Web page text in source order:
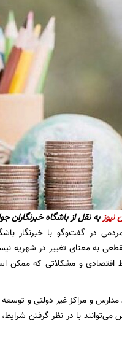
نیوزبه نقل ازباشگاه خبرنگاران
در گفت‌وگو با خبرنگار
به معنای تغییر در شهریه
اقتصادی و مشکلاتی که ممکن
و مراکز غیر دولتی و
می‌توانند با در نظر گرفتن